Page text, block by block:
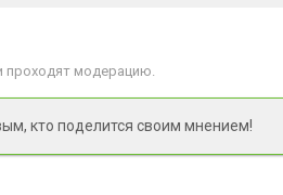
проходят модерацию.
кто поделится своим мнением!